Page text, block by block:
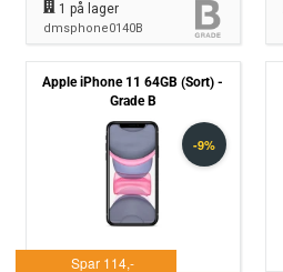
1 på lager
dmsphone0140B
Apple iPhone 11 64GB (Sort) -
Grade B